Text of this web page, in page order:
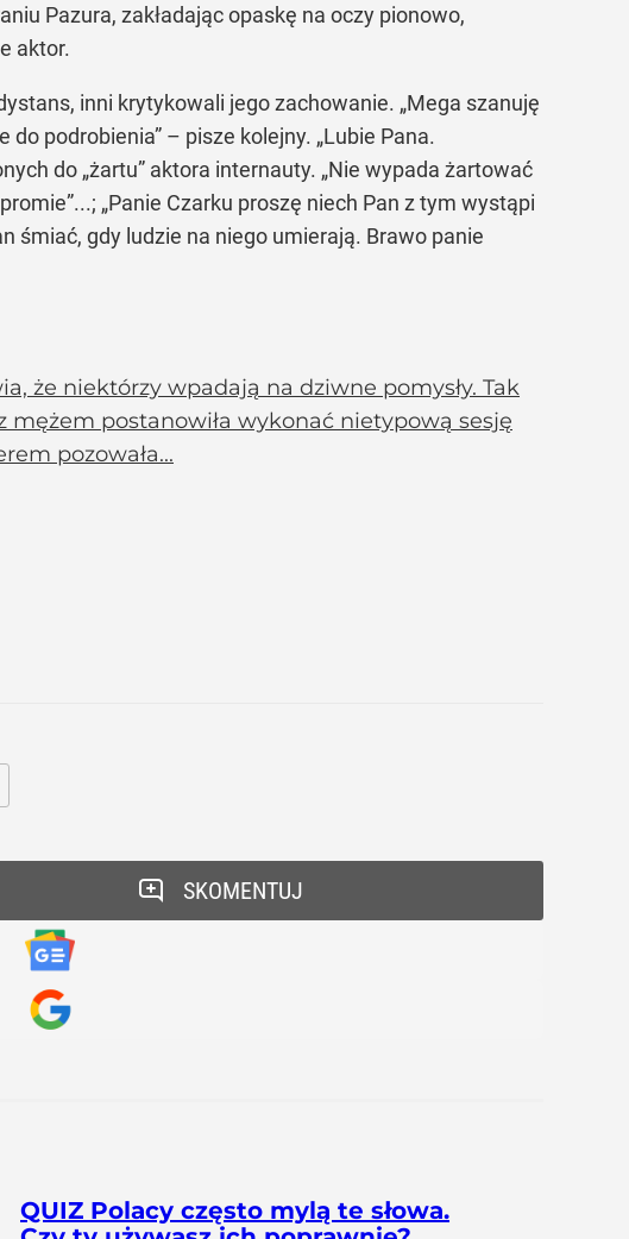
Pazura, zakładając opaskę na oczy pionowo,
aktor.
inni krytykowali jego zachowanie. „Mega szanuję
podrobienia” – pisze kolejny. „Lubie Pana.
do „żartu” aktora internauty. „Nie wypada żartować
„Panie Czarku proszę niech Pan z tym wystąpi
śmiać, gdy ludzie na niego umierają. Brawo panie
że niektórzy wpadają na dziwne pomysły. Tak
mężem postanowiła wykonać nietypową sesję
pozowała...
SKOMENTUJ
QUIZ Polacy często mylą te słowa.